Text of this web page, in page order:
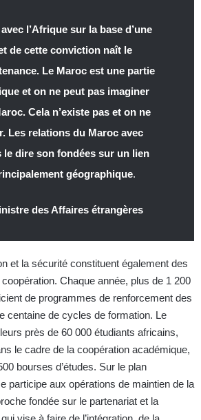
l’Afrique sur la base d’une
de cette conviction naît le
Le Maroc est une partie
et on ne peut pas imaginer
Cela n’existe pas et on ne
Les relations du Maroc avec
le dire son fondées sur un lien
géographique.
des Affaires étrangères
et la sécurité constituent également des
Chaque année, plus de 1 200
de programmes de renforcement des
centaine de cycles de formation. Le
près de 60 000 étudiants africains,
le cadre de la coopération académique,
bourses d’études. Sur le plan
participe aux opérations de maintien de la
fondée sur le partenariat et la